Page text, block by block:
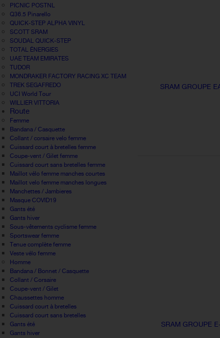
PICNIC POSTNL
Q36.5 Pinarello
QUICK-STEP ALPHA VINYL
SCOTT SRAM
SOUDAL QUICK-STEP
TOTAL ÉNERGIES
UAE TEAM EMIRATES
TUDOR
MONDRAKER FACTORY RACING XC TEAM
TREK SEGAFREDO
UCI World Tour
WILLIER VITTORIA
Route
Femme
Bandana / Casquette
Collant / corsaire velo femme
Cuissard court à bretelles femme
Coupe-vent / Gilet femme
Cuissard court sans bretelles femme
Maillot vélo femme manches courtes
Maillot velo femme manches longues
Manchettes / Jambieres
Masque COVID19
Gants été
Gants hiver
Sous-vêtements cyclisme femme
Sportswear femme
Tenue complète femme
Veste vélo femme
Homme
Bandana / Bonnet / Casquette
Collant / Corsaire
Coupe-vent / Gilet
Chaussettes homme
Cuissard court à bretelles
Cuissard court sans bretelles
Gants été
Gants hiver
SRAM GROUPE
SRAM GROUPE